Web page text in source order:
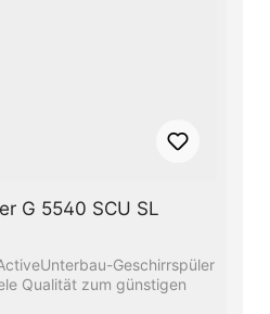
G 5540 SCU SL
Geschirrspüler
Qualität zum günstigen